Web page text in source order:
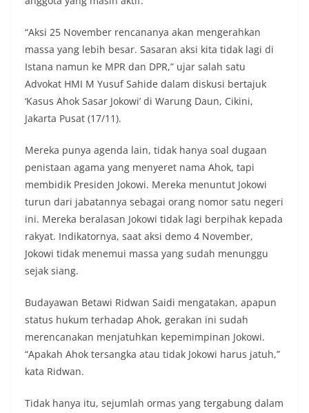
“Aksi 25 November rencananya akan mengerahkan
massa yang lebih besar. Sasaran aksi kita tidak lagi di
Istana namun ke MPR dan DPR,” ujar salah satu
Advokat HMI M Yusuf Sahide dalam diskusi bertajuk
‘Kasus Ahok Sasar Jokowi’ di Warung Daun, Cikini,
Jakarta Pusat (17/11).
Mereka punya agenda lain, tidak hanya soal dugaan
penistaan agama yang menyeret nama Ahok, tapi
membidik Presiden Jokowi. Mereka menuntut Jokowi
turun dari jabatannya sebagai orang nomor satu negeri
ini. Mereka beralasan Jokowi tidak lagi berpihak kepada
rakyat. Indikatornya, saat aksi demo 4 November,
Jokowi tidak menemui massa yang sudah menunggu
sejak siang.
Budayawan Betawi Ridwan Saidi mengatakan, apapun
status hukum terhadap Ahok, gerakan ini sudah
merencanakan menjatuhkan kepemimpinan Jokowi.
“Apakah Ahok tersangka atau tidak Jokowi harus jatuh,”
kata Ridwan.
Tidak hanya itu, sejumlah ormas yang tergabung dalam